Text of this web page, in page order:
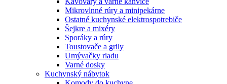
Mikrovlnné rúry a minipekárne
Ostatné kuchynské elektrospotrebiče
Šejkre a mixéry
Sporáky a rúry
Toustovače a grily
Umývačky riadu
Varné dosky
Kuchynský nábytok